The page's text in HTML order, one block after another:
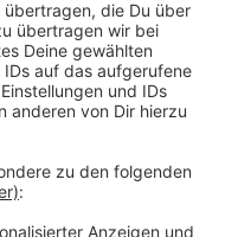
der Kunden
diese nach
wieder in